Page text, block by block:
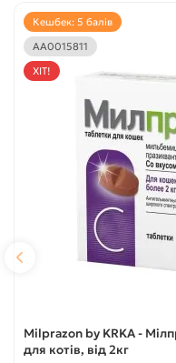
Кешбек: 5 балів
АА0015811
ХІТ!
Milprazon by KRKA -
для котів, від 2кг